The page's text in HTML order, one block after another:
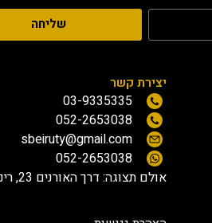
שליחה
יצירת קשר
03-9335335
052-2653038
sbeiruty@gmail.com
052-2653038
אולם תצוגה: דרך האורנים 23, רינתיה